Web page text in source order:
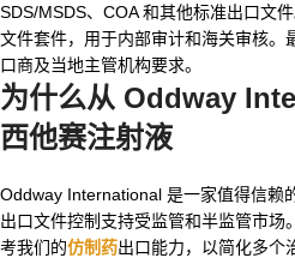
SDS/MSDS、COA 和其他标准出口文
文件套件，用于内部审计和海关审核。
口商及当地主管机构要求。
为什么从 Oddway
西他赛注射液
Oddway International 是一家值得信赖
出口文件控制支持受监管和半监管市场
考我们的仿制药出口能力，以简化多个